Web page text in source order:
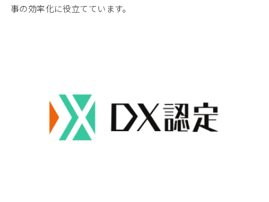
事の効率化に役立てています。